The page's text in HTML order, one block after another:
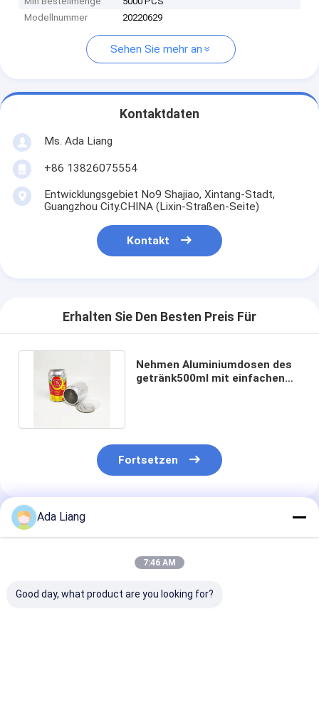
Modellnummer
20220629
Sehen Sie mehr an
Kontaktdaten
Ms. Ada Liang
+86 13826075554
Entwicklungsgebiet No9 Shajiao, Xintang-Stadt,
Guangzhou City.CHINA (Lixin-Straßen-Seite)
Kontakt
Erhalten Sie Den Besten Preis Für
Nehmen Aluminiumdosen des
getränk500ml mit einfachen
Fortsetzen
Empfohlene Produkte
Ada Liang
7:46 AM
Good day, what product are you looking for?